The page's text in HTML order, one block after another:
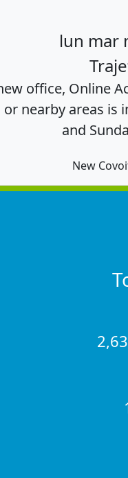
lun mar
office, Online
nearby areas
and
New